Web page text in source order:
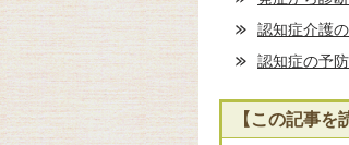
認知症介護
認知症の予
【この記事を